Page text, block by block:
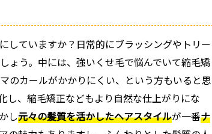
していますか？日常的にブラッシングやトリー
ょう。中には、強いくせ毛で悩んでいて縮毛矯
のカールがかかりにくい、という方もいると思
し、縮毛矯正などもより自然な仕上がりにな
し元々の髪質を活かしたヘアスタイルが一番ナ